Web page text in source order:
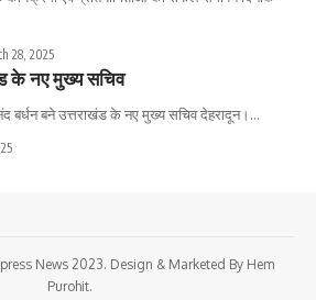
28, 2025
के नए मुख्य सचिव
बने उत्तराखंड के नए मुख्य सचिव देहरादून। …
News 2023. Design & Marketed By Hem
Purohit.